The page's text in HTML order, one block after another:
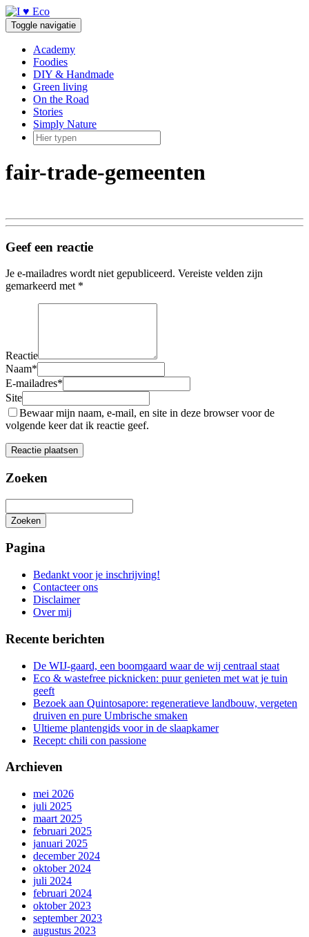
Doorgaan
naar
inhoud
Toggle navigatie
Academy
Foodies
DIY & Handmade
Green living
On the Road
Stories
Simply Nature
fair-trade-gemeenten
Geef een reactie
Je e-mailadres wordt niet gepubliceerd. Vereiste velden zijn
gemarkeerd met *
Reactie
Naam*
E-mailadres*
Site
Bewaar mijn naam, e-mail, en site in deze browser voor de
volgende keer dat ik reactie geef.
Zoeken
Zoeken
zoeken
Pagina
Bedankt voor je inschrijving!
Contacteer ons
Disclaimer
Over mij
Recente berichten
De WIJ-gaard, een boomgaard waar de wij centraal staat
Eco & wastefree picknicken: puur genieten met wat je tuin
geeft
Bezoek aan Quintosapore: regeneratieve landbouw, vergeten
druiven en pure Umbrische smaken
Ultieme plantengids voor in de slaapkamer
Recept: chili con passione
Archieven
mei 2026
juli 2025
maart 2025
februari 2025
januari 2025
december 2024
oktober 2024
juli 2024
februari 2024
oktober 2023
september 2023
augustus 2023